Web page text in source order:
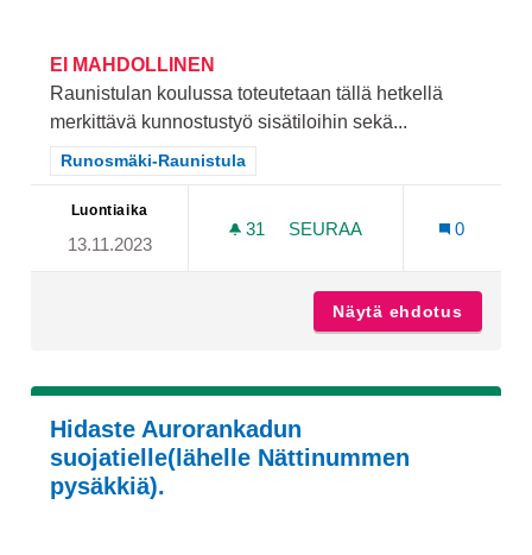
EI MAHDOLLINEN
Raunistulan koulussa toteutetaan tällä hetkellä
merkittävä kunnostustyö sisätiloihin sekä...
Rajaa tulokset teeman mukaan: Runosmäki-Raunistula
Runosmäki-Raunistula
Luontiaika
13.11.2023
31 31 SEURAAJAA
SEURAA
0
Näytä ehdotus
Hidaste Aurorankadun
suojatielle(lähelle Nättinummen
pysäkkiä).